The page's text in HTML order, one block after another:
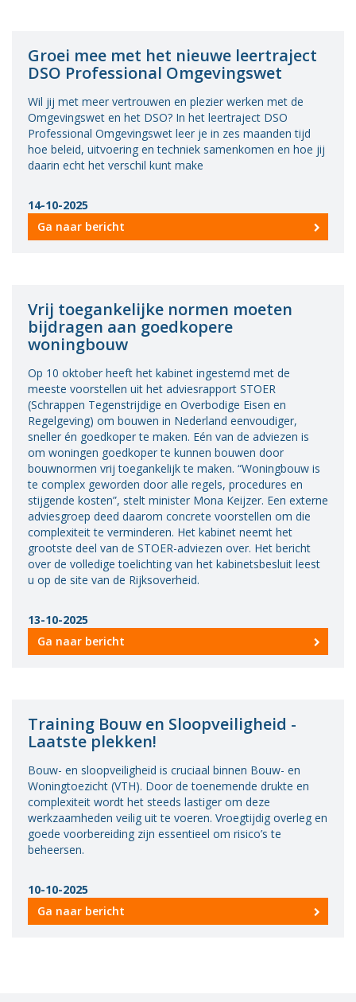
Groei mee met het nieuwe leertraject
DSO Professional Omgevingswet
Wil jij met meer vertrouwen en plezier werken met de
Omgevingswet en het DSO? In het leertraject DSO
Professional Omgevingswet leer je in zes maanden tijd
hoe beleid, uitvoering en techniek samenkomen en hoe jij
daarin echt het verschil kunt make
14-10-2025
Ga naar bericht
Vrij toegankelijke normen moeten
bijdragen aan goedkopere
woningbouw
Op 10 oktober heeft het kabinet ingestemd met de
meeste voorstellen uit het adviesrapport STOER
(Schrappen Tegenstrijdige en Overbodige Eisen en
Regelgeving) om bouwen in Nederland eenvoudiger,
sneller én goedkoper te maken. Eén van de adviezen is
om woningen goedkoper te kunnen bouwen door
bouwnormen vrij toegankelijk te maken. “Woningbouw is
te complex geworden door alle regels, procedures en
stijgende kosten”, stelt minister Mona Keijzer. Een externe
adviesgroep deed daarom concrete voorstellen om die
complexiteit te verminderen. Het kabinet neemt het
grootste deel van de STOER-adviezen over. Het bericht
over de volledige toelichting van het kabinetsbesluit leest
u op de site van de Rijksoverheid.
13-10-2025
Ga naar bericht
Training Bouw en Sloopveiligheid -
Laatste plekken!
Bouw- en sloopveiligheid is cruciaal binnen Bouw- en
Woningtoezicht (VTH). Door de toenemende drukte en
complexiteit wordt het steeds lastiger om deze
werkzaamheden veilig uit te voeren. Vroegtijdig overleg en
goede voorbereiding zijn essentieel om risico’s te
beheersen.
10-10-2025
Ga naar bericht